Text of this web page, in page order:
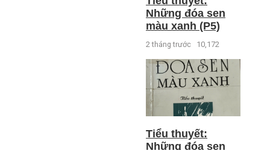
Những đóa sen
màu xanh (P5)
2 tháng trước 10,172
Tiểu thuyết:
Những đóa sen